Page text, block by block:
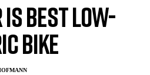
Best Low-
Bike